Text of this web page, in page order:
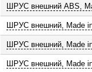
ШРУС внешний ABS,
ШРУС внешний, Made
ШРУС внешний, Made
ШРУС внешний, Made